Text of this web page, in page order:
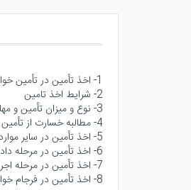
1- اخذ تأمين در تأمين خواسته
2- شرايط اخذ تامين
3- نوع و ميزان تأمين و مهلت توديع آن
4- مطالبه خسارت از تأمين و استرداد تأمين
5- اخذ تأمين در ساير موارد
6- اخذ تأمين در مرحله دادرسي و قبل از آن
7- اخذ تأمين در مرحله اجراي حكم
8- اخذ تأمين در فرجام خواهي از احكام غيرمالي